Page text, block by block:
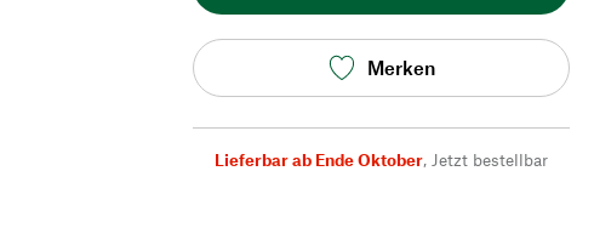
Merken
Lieferbar ab Ende Oktober, Jetzt bestellbar